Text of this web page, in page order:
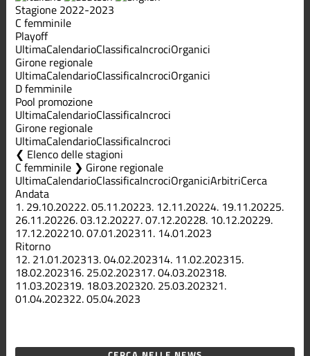
Stagione 2022-2023
C femminile
Playoff
UltimaCalendarioClassificaIncrociOrganici
Girone regionale
UltimaCalendarioClassificaIncrociOrganici
D femminile
Pool promozione
UltimaCalendarioClassificaIncroci
Girone regionale
UltimaCalendarioClassificaIncroci
Elenco delle stagioni
C femminile ❯ Girone regionale
UltimaCalendarioClassificaIncrociOrganiciArbitriCerca
Andata
1. 29.10.20222.05.11.20223. 12.11.20224. 19.11.20225.
26.11.20226.03.12.20227.07.12.20228. 10.12.20229.
17.12.202210.07.01.202311. 14.01.2023
Ritorno
12. 21.01.202313.04.02.202314. 11.02.202315.
18.02.202316. 25.02.202317.04.03.202318.
11.03.202319. 18.03.202320. 25.03.202321.
01.04.202322.05.04.2023